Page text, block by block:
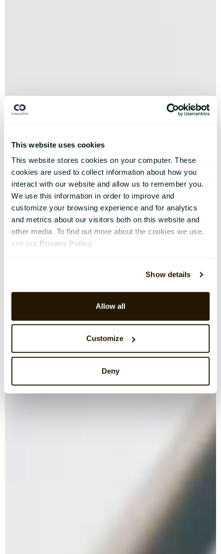
This website uses cookies
This website stores cookies on your computer. These
cookies are used to collect information about how you
interact with our website and allow us to remember you.
We use this information in order to improve and
customize your browsing experience and for analytics
and metrics about our visitors both on this website and
other media. To find out more about the cookies we use,
see our Privacy Policy.
Show details
Allow all
Customize
Deny